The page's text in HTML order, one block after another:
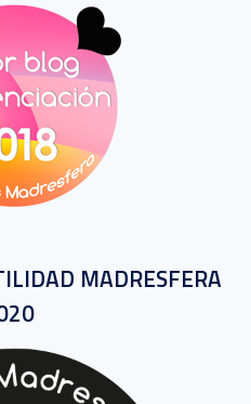
MADRESFERA